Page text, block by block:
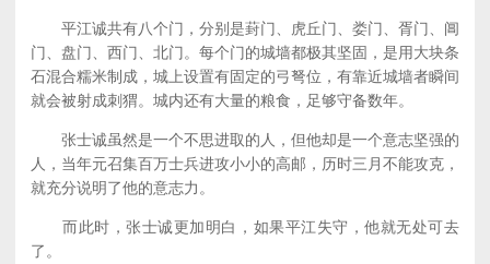
平江诚共有八个门，分别是葑门、虎丘门、娄门、胥门、阊
门、盘门、西门、北门。每个门的城墙都极其坚固，是用大块条
石混合糯米制成，城上设置有固定的弓弩位，有靠近城墙者瞬间
就会被射成刺猬。城内还有大量的粮食，足够守备数年。
张士诚虽然是一个不思进取的人，但他却是一个意志坚强的
人，当年元召集百万士兵进攻小小的高邮，历时三月不能攻克，
就充分说明了他的意志力。
而此时，张士诚更加明白，如果平江失守，他就无处可去
了。